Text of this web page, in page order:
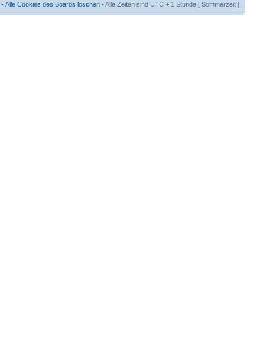
• Alle Cookies des Boards löschen • Alle Zeiten sind UTC + 1 Stunde [ Sommerzeit ]